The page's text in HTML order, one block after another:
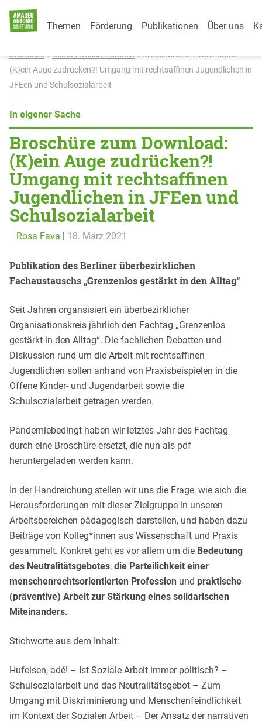
Weiter zum InhaltCategory Menu
Themen Förderung Publikationen Über uns
Startseite» Demokratisch Handeln » Broschüre zum Download:
(K)ein Auge zudrücken?! Umgang mit rechtsaffinen Jugendlichen in
JFEen und Schulsozialarbeit
In eigener Sache
Broschüre zum Download:
(K)ein Auge zudrücken?!
Umgang mit rechtsaffinen
Jugendlichen in JFEen und
Schulsozialarbeit
Rosa Fava | 18. März 2021
Publikation des Berliner überbezirklichen
Fachaustauschs „Grenzenlos gestärkt in den Alltag“
Seit Jahren organsisiert ein überbezirklicher
Organisationskreis jährlich den Fachtag „Grenzenlos
gestärkt in den Alltag“. Die fachlichen Debatten und
Diskussion rund um die Arbeit mit rechtsaffinen
Jugendlichen sollen anhand von Praxisbeispielen in die
Offene Kinder- und Jugendarbeit sowie die
Schulsozialarbeit getragen werden.
Pandemiebedingt haben wir letztes Jahr des Fachtag
durch eine Broschüre ersetzt, die nun als pdf
heruntergeladen werden kann.
In der Handreichung stellen wir uns die Frage, wie sich die
Herausforderungen mit dieser Zielgruppe in unseren
Arbeitsbereichen pädagogisch darstellen, und haben dazu
Beiträge von Kolleg*innen aus Wissenschaft und Praxis
gesammelt. Konkret geht es vor allem um die Bedeutung
des Neutralitätsgebotes, die Parteilichkeit einer
menschenrechtsorientierten Profession und praktische
(präventive) Arbeit zur Stärkung eines solidarischen
Miteinanders.
Stichworte aus dem Inhalt:
Hufeisen, adé! – Ist Soziale Arbeit immer politisch? –
Schulsozialarbeit und das Neutralitätsgebot – Zum
Umgang mit Diskriminierung und Menschenfeindlichkeit
im Kontext der Sozialen Arbeit – Der Ansatz der narrativen